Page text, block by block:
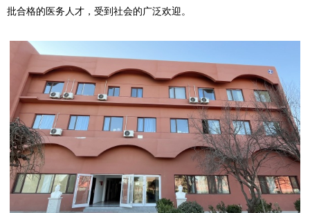
批合格的医务人才，受到社会的广泛欢迎。